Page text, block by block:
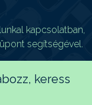
kapcsolatban,
segítségével.
keress